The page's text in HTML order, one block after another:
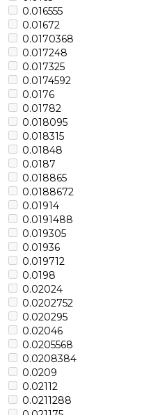
0.016555
0.01672
0.0170368
0.017248
0.017325
0.0174592
0.0176
0.01782
0.018095
0.018315
0.01848
0.0187
0.018865
0.0188672
0.01914
0.0191488
0.019305
0.01936
0.019712
0.0198
0.02024
0.0202752
0.020295
0.02046
0.0205568
0.0208384
0.0209
0.02112
0.0211288